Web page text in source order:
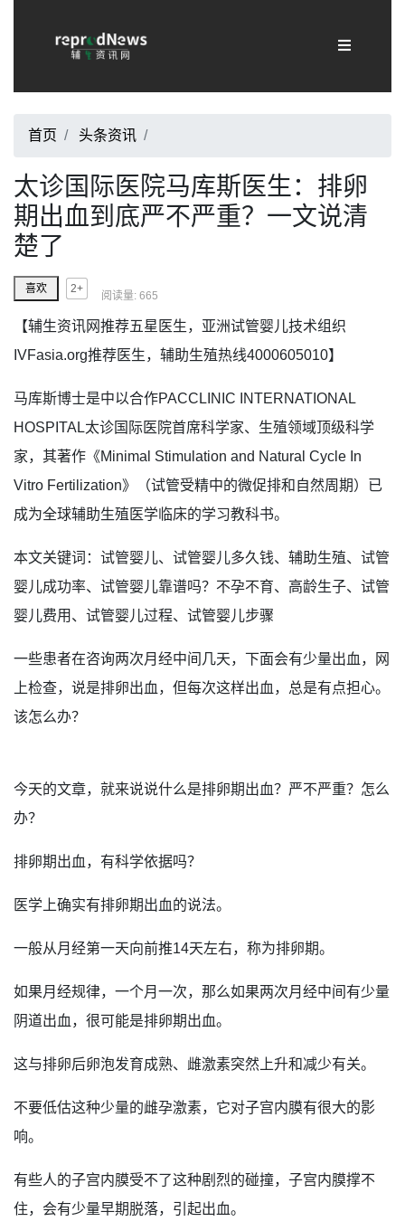
首页 头条资讯 /
太诊国际医院马库斯医生：排卵
期出血到底严不严重？一文说清
楚了
喜欢 2+
阅读量: 665
【辅生资讯网推荐五星医生，亚洲试管婴儿技术组织
IVFasia.org推荐医生，辅助生殖热线4000605010】
马库斯博士是中以合作PACCLINIC INTERNATIONAL
HOSPITAL太诊国际医院首席科学家、生殖领域顶级科学
家，其著作《Minimal Stimulation and Natural Cycle In
Vitro Fertilization》（试管受精中的微促排和自然周期）已
成为全球辅助生殖医学临床的学习教科书。
本文关键词：试管婴儿、试管婴儿多久钱、辅助生殖、试管
婴儿成功率、试管婴儿靠谱吗？不孕不育、高龄生子、试管
婴儿费用、试管婴儿过程、试管婴儿步骤
一些患者在咨询两次月经中间几天，下面会有少量出血，网
上检查，说是排卵出血，但每次这样出血，总是有点担心。
该怎么办？
今天的文章，就来说说什么是排卵期出血？严不严重？怎么
办？
排卵期出血，有科学依据吗？
医学上确实有排卵期出血的说法。
一般从月经第一天向前推14天左右，称为排卵期。
如果月经规律，一个月一次，那么如果两次月经中间有少量
阴道出血，很可能是排卵期出血。
这与排卵后卵泡发育成熟、雌激素突然上升和减少有关。
不要低估这种少量的雌孕激素，它对子宫内膜有很大的影
响。
有些人的子宫内膜受不了这种剧烈的碰撞，子宫内膜撑不
住，会有少量早期脱落，引起出血。